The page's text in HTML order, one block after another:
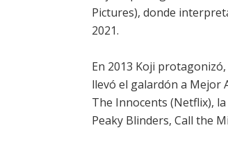
Pictures), donde
2021.
En 2013 Koji
llevó el galardón a Mejor
The Innocents (Netflix),
Peaky Blinders, Call the